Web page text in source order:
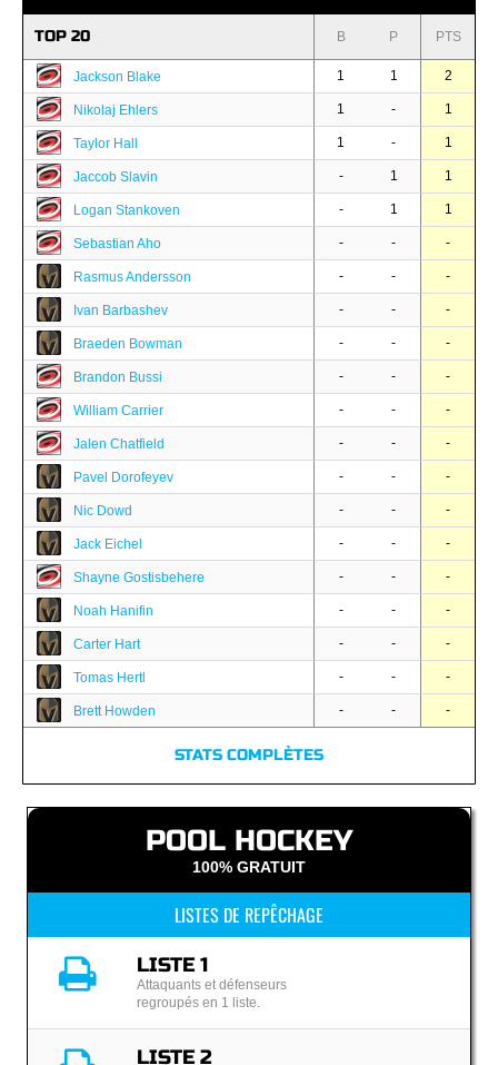
TOP 20 B P PTS
Jackson Blake 1 1 2
Nikolaj Ehlers 1 - 1
Taylor Hall 1 - 1
Jaccob Slavin - 1 1
Logan Stankoven - 1 1
Sebastian Aho - - -
Rasmus Andersson - - -
Ivan Barbashev - - -
Braeden Bowman - - -
Brandon Bussi - - -
William Carrier - - -
Jalen Chatfield - - -
Pavel Dorofeyev - - -
Nic Dowd - - -
Jack Eichel - - -
Shayne Gostisbehere - - -
Noah Hanifin - - -
Carter Hart - - -
Tomas Hertl - - -
Brett Howden - - -
STATS COMPLÈTES
POOL HOCKEY
100% GRATUIT
LISTES DE REPÊCHAGE
LISTE 1
Attaquants et défenseurs
regroupés en 1 liste.
LISTE 2